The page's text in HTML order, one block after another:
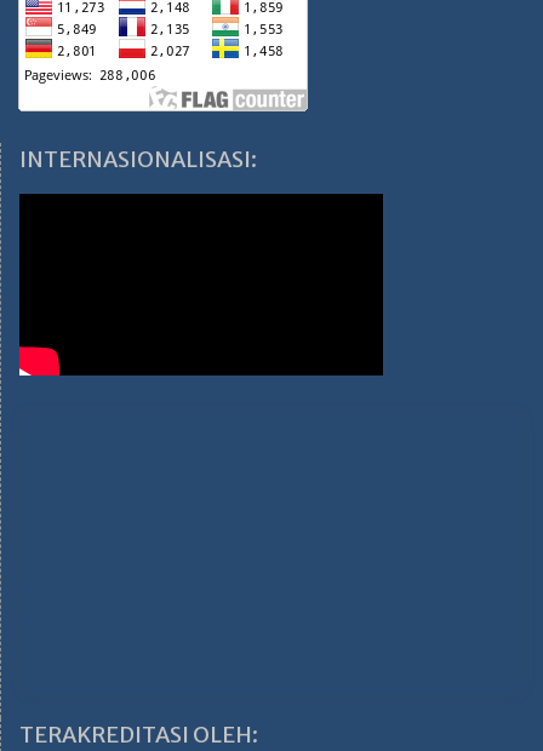
INTERNASIONALISASI:
TERAKREDITASI OLEH: